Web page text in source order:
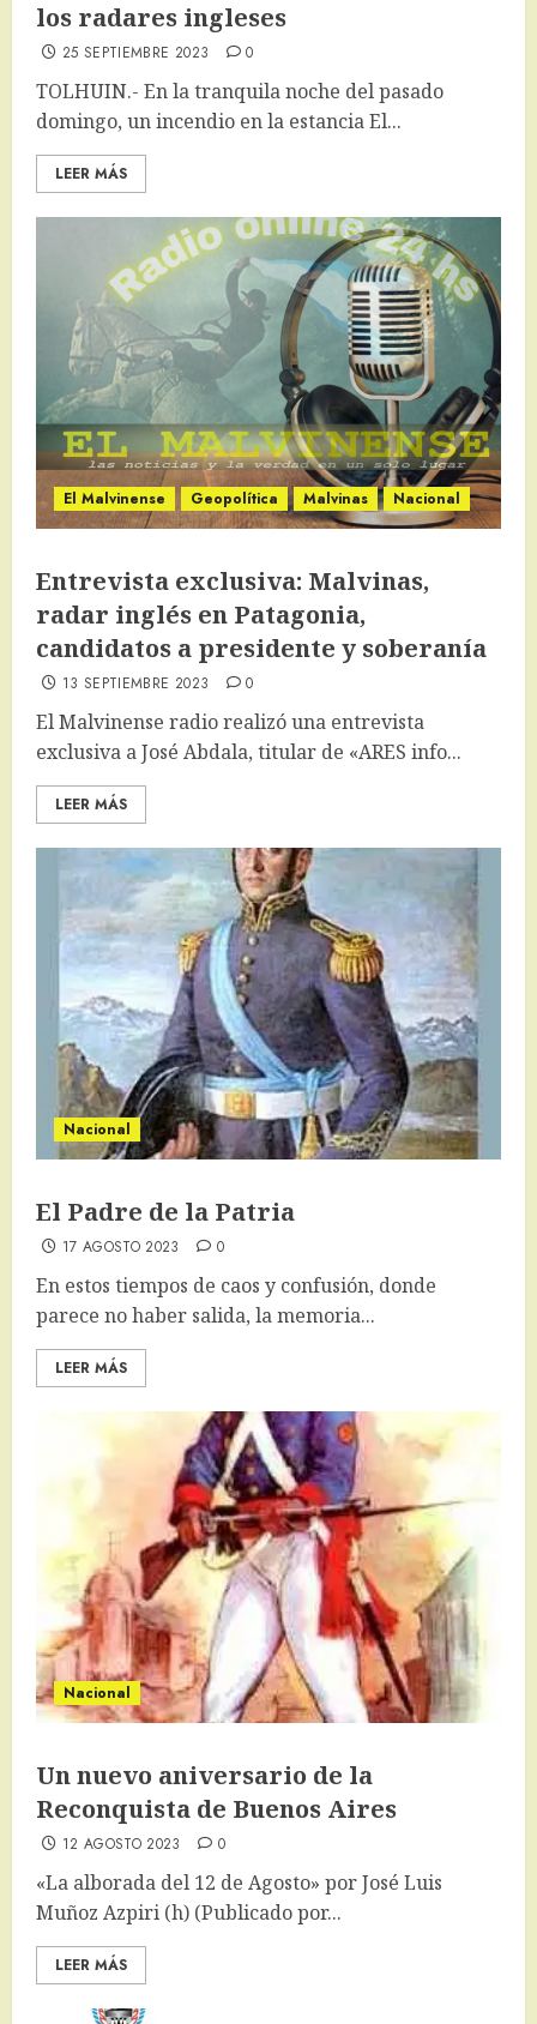
los radares ingleses
25 SEPTIEMBRE 2023 0
TOLHUIN.- En la tranquila noche del pasado
domingo, un incendio en la estancia El...
LEER MÁS
El Malvinense Geopolítica Malvinas Nacional
Entrevista exclusiva: Malvinas,
radar inglés en Patagonia,
candidatos a presidente y soberanía
13 SEPTIEMBRE 2023 0
El Malvinense radio realizó una entrevista
exclusiva a José Abdala, titular de «ARES info...
LEER MÁS
Nacional
El Padre de la Patria
17 AGOSTO 2023 0
En estos tiempos de caos y confusión, donde
parece no haber salida, la memoria...
LEER MÁS
Nacional
Un nuevo aniversario de la
Reconquista de Buenos Aires
12 AGOSTO 2023 0
«La alborada del 12 de Agosto» por José Luis
Muñoz Azpiri (h) (Publicado por...
LEER MÁS